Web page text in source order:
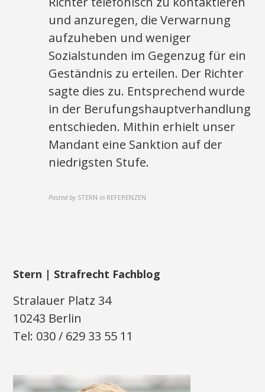
und anzuregen, die Verwarnung
aufzuheben und weniger
Sozialstunden im Gegenzug für ein
Geständnis zu erteilen. Der Richter
sagte dies zu. Entsprechend wurde
in der Berufungshauptverhandlung
entschieden. Mithin erhielt unser
Mandant eine Sanktion auf der
niedrigsten Stufe.
Posted by STERN in REFERENZEN
Stern | Strafrecht Fachblog
Stralauer Platz 34
10243 Berlin
Tel: 030 / 629 33 55 11